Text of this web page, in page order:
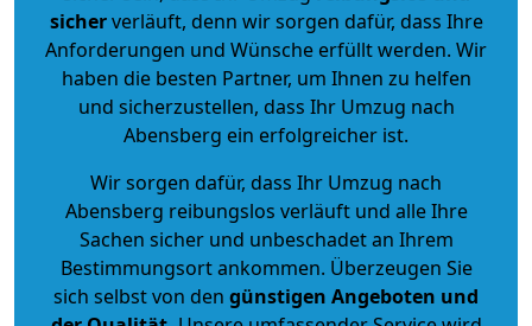
sicherverläuft, denn wir sorgen dafür, dass Ihre
Anforderungen und Wünsche erfüllt werden. Wir
haben die besten Partner, um Ihnen zu helfen
und sicherzustellen, dass Ihr Umzug nach
Abensberg ein erfolgreicher ist.
Wir sorgen dafür, dass Ihr Umzug nach
Abensberg reibungslos verläuft und alle Ihre
Sachen sicher und unbeschadet an Ihrem
Bestimmungsort ankommen. Überzeugen Sie
sich selbst von den günstigen Angeboten und